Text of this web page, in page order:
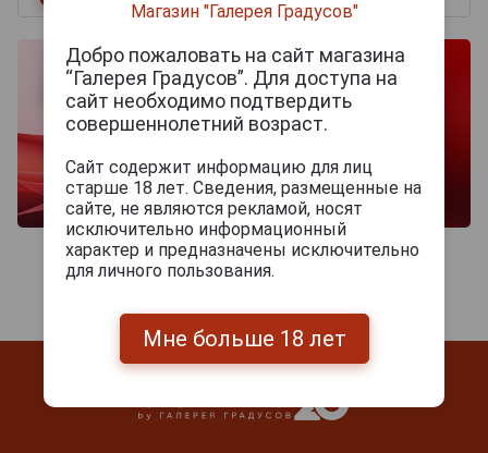
Магазин "Галерея Градусов"
Добро пожаловать на сайт магазина
“Галерея Градусов”. Для доступа на
сайт необходимо подтвердить
совершеннолетний возраст.
Сайт содержит информацию для лиц
старше 18 лет. Сведения, размещенные на
сайте, не являются рекламой, носят
исключительно информационный
характер и предназначены исключительно
для личного пользования.
Мне больше 18 лет